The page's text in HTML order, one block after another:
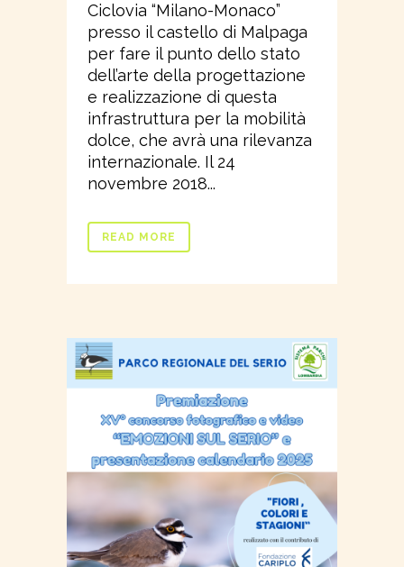
Ciclovia “Milano-Monaco”
presso il castello di Malpaga
per fare il punto dello stato
dell’arte della progettazione
e realizzazione di questa
infrastruttura per la mobilità
dolce, che avrà una rilevanza
internazionale. Il 24
novembre 2018...
READ MORE